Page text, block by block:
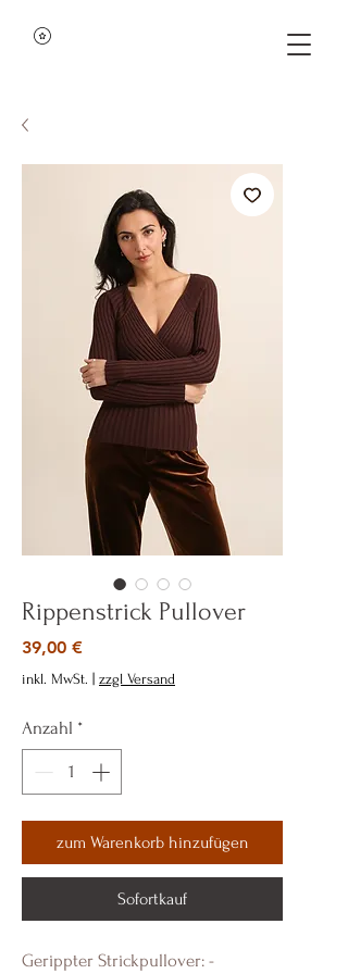
Rippenstrick Pullover
39,00 €Preis
inkl. MwSt. zzgl Versand
Anzahl *
zum Warenkorb hinzufügen
Sofortkauf
Gerippter Strickpullover: -